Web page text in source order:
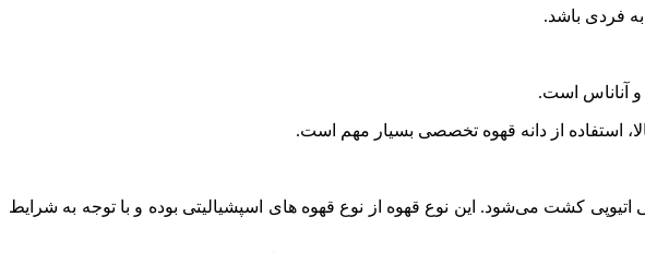
فردی باشد.
و آناناس است.
استفاده از دانه قهوه تخصصی بسیار مهم است.
کشت می‌شود. این نوع قهوه از نوع قهوه های اسپشیالیتی بوده و با توجه به شرایط